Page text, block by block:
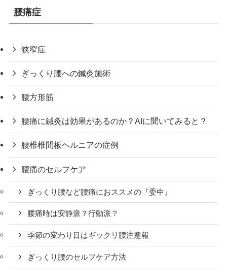
腰痛症
狭窄症
ぎっくり腰への鍼灸施術
腰方形筋
腰痛に鍼灸は効果があるのか？AIに聞いてみると？
腰椎椎間板ヘルニアの症例
腰痛のセルフケア
ぎっくり腰など腰痛におススメの『委中』
腰痛時は安静派？行動派？
季節の変わり目はギックリ腰注意報
ぎっくり腰のセルフケア方法